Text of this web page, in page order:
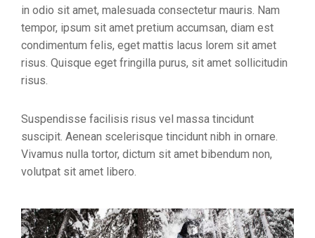
in odio sit amet, malesuada consectetur mauris. Nam
tempor, ipsum sit amet pretium accumsan, diam est
condimentum felis, eget mattis lacus lorem sit amet
risus. Quisque eget fringilla purus, sit amet sollicitudin
risus.
Suspendisse facilisis risus vel massa tincidunt
suscipit. Aenean scelerisque tincidunt nibh in ornare.
Vivamus nulla tortor, dictum sit amet bibendum non,
volutpat sit amet libero.